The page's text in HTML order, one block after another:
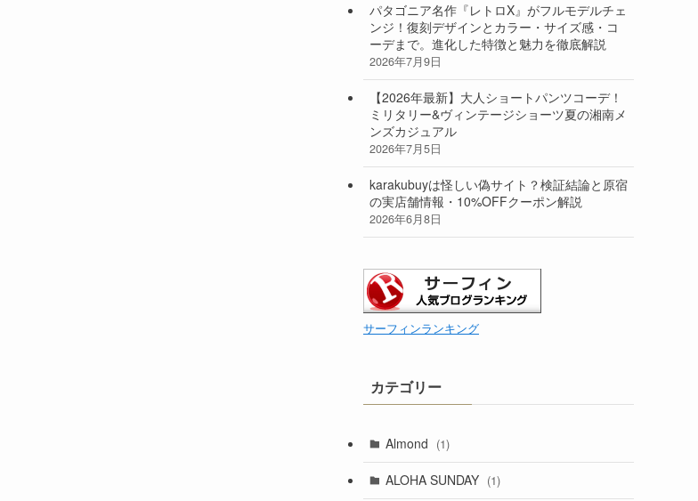
パタゴニア名作『レトロX』がフルモデルチェ
ンジ！復刻デザインとカラー・サイズ感・コ
ーデまで。進化した特徴と魅力を徹底解説
2026年7月9日
【2026年最新】大人ショートパンツコーデ！
ミリタリー&ヴィンテージショーツ夏の湘南メ
ンズカジュアル
2026年7月5日
karakubuyは怪しい偽サイト？検証結論と原宿
の実店舗情報・10%OFFクーポン解説
2026年6月8日
サーフィンランキング
カテゴリー
Almond (1)
ALOHA SUNDAY (1)